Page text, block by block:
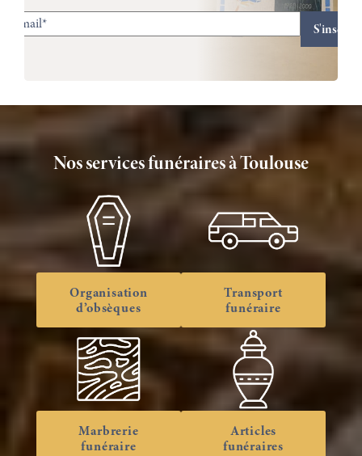
Nos services funéraires à Toulouse
Organisation
d’obsèques
Transport
funéraire
Marbrerie
funéraire
Articles
funéraires